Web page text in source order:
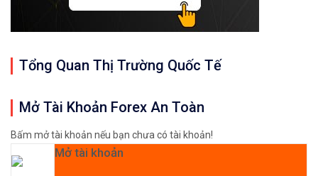
Tổng Quan Thị Trường Quốc Tế
Mở Tài Khoản Forex An Toàn
Bấm mở tài khoản nếu bạn chưa có tài khoản!
Mở tài khoản